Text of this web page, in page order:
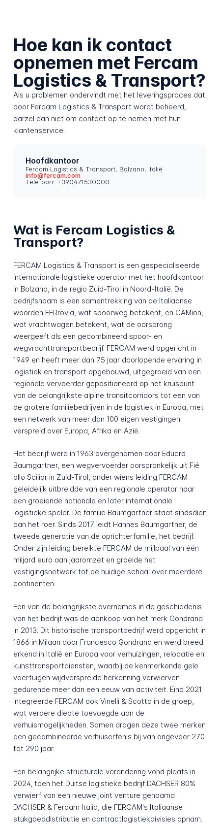
Hoe kan ik contact
opnemen met Fercam
Logistics & Transport?
Als u problemen ondervindt met het leveringsproces dat
door Fercam Logistics & Transport wordt beheerd,
aarzel dan niet om contact op te nemen met hun
klantenservice.
Hoofdkantoor
Fercam Logistics & Transport, Bolzano, Italië
info@fercam.com
Telefoon: +390471530000
Wat is Fercam Logistics &
Transport?
FERCAM Logistics & Transport is een gespecialiseerde
internationale logistieke operator met het hoofdkantoor
in Bolzano, in de regio Zuid-Tirol in Noord-Italië. De
bedrijfsnaam is een samentrekking van de Italiaanse
woorden FERrovia , wat spoorweg betekent, en CAMion
wat vrachtwagen betekent, wat de oorsprong
weergeeft als een gecombineerd spoor- en
wegvrachttransportbedrijf. FERCAM werd opgericht in
1949 en heeft meer dan 75 jaar doorlopende ervaring in
logistiek en transport opgebouwd, uitgegroeid van een
regionale vervoerder gepositioneerd op het kruispunt
van de belangrijkste alpine transitcorridors tot een van
de grotere familiebedrijven in de logistiek in Europa, met
een netwerk van meer dan 100 eigen vestigingen
verspreid over Europa, Afrika en Azië.
Het bedrijf werd in 1963 overgenomen door Eduard
Baumgartner, een wegvervoerder oorspronkelijk uit Fié
allo Sciliar in Zuid-Tirol, onder wiens leiding FERCAM
geleidelijk uitbreidde van een regionale operator naar
een groeiende nationale en later internationale
logistieke speler. De familie Baumgartner staat sindsdien
aan het roer. Sinds 2017 leidt Hannes Baumgartner, de
tweede generatie van de oprichterfamilie, het bedrijf.
Onder zijn leiding bereikte FERCAM de mijlpaal van één
miljard euro aan jaaromzet en groeide het
vestigingsnetwerk tot de huidige schaal over meerdere
continenten.
Een van de belangrijkste overnames in de geschiedenis
van het bedrijf was de aankoop van het merk Gondrand
in 2013. Dit historische transportbedrijf werd opgericht in
1866 in Milaan door Francesco Gondrand en werd breed
erkend in Italië en Europa voor verhuizingen, relocatie en
kunsttransportdiensten, waarbij de kenmerkende gele
voertuigen wijdverspreide herkenning verwierven
gedurende meer dan een eeuw van activiteit. Eind 2021
integreerde FERCAM ook Vinelli & Scotto in de groep,
wat verdere diepte toevoegde aan de
verhuismogelijkheden. Samen dragen deze twee merken
een gecombineerde verhuiserfenis bij van ongeveer 270
tot 290 jaar.
Een belangrijke structurele verandering vond plaats in
2024, toen het Duitse logistieke bedrijf DACHSER 80%
verwierf van een nieuwe joint venture genaamd
DACHSER & Fercam Italia, die FERCAM's Italiaanse
stukgoeddistributie en contractlogistiekdivisies opnam.